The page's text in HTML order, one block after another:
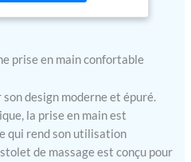
USB-
à 4 Vitesses, 1200-
les raideurs et les
musculaires, à
musculaires et à réduire les
niveaux d'acide lactique.
:
vibrant de 790 gr,
la circulation
soulage les
prise en main confortable
design moderne et épuré.
la prise en main est
qui rend son utilisation
de massage est conçu pour